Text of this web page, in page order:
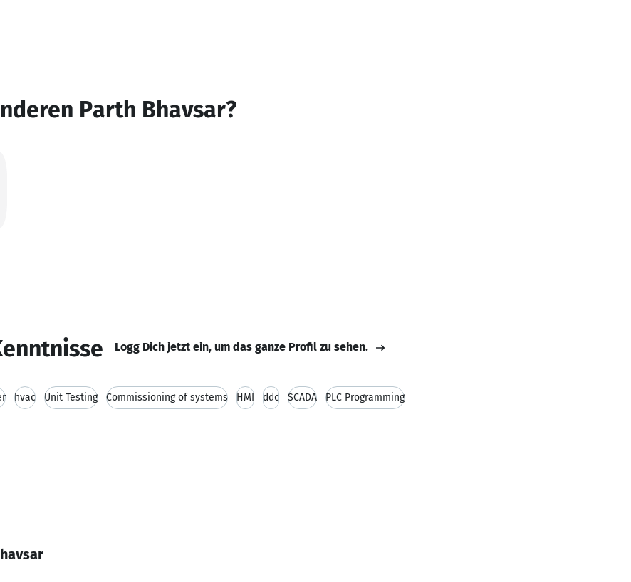
Parth Bhavsar?
Logg Dich jetzt ein, um das ganze Profil zu sehen.
hvac Unit Testing Commissioning of systems HMI ddc SCADA PLC Programming